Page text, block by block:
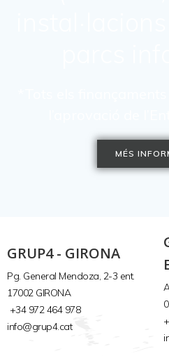
MÉS
GRUP4 - GIRONA
Pg. General Mendoza, 2-3 ent.
17002 GIRONA
+34 972 464 978
info@grup4.cat